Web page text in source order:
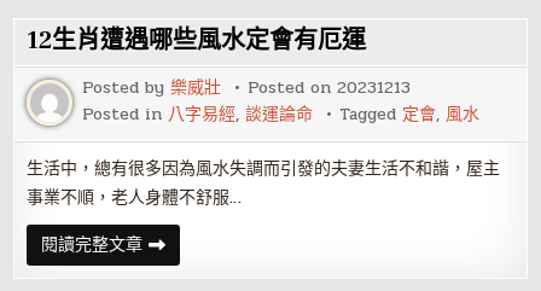
不
會
懷
孕，
憋
說
話
的
吻
技
過
了
嗎？
12生肖遭遇哪些風水定會有厄運
Posted by樂威壯 Posted on20231213
Posted in 八字易經,談運論命 Tagged 定會, 風水
生活中，總有很多因為風水失調而引發的夫妻生活不和諧，屋主
事業不順，老人身體不舒服…
閱讀完整文章12
生
肖